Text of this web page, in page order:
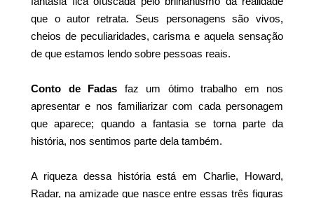
que o autor retrata. Seus personagens são vivos,
cheios de peculiaridades, carisma e aquela sensação
de que estamos lendo sobre pessoas reais.
Conto de Fadas faz um ótimo trabalho em nos
apresentar e nos familiarizar com cada personagem
que aparece; quando a fantasia se torna parte da
história, nos sentimos parte dela também.
A riqueza dessa história está em Charlie, Howard,
Radar, na amizade que nasce entre essas três figuras